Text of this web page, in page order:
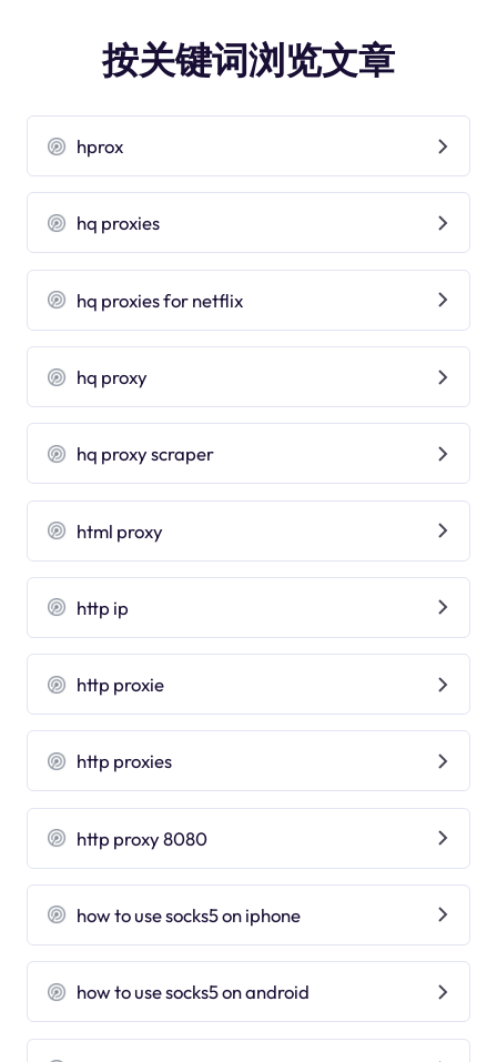
按关键词浏览文章
hprox
hq proxies
hq proxies for netflix
hq proxy
hq proxy scraper
html proxy
http ip
http proxie
http proxies
http proxy 8080
how to use socks5 on iphone
how to use socks5 on android